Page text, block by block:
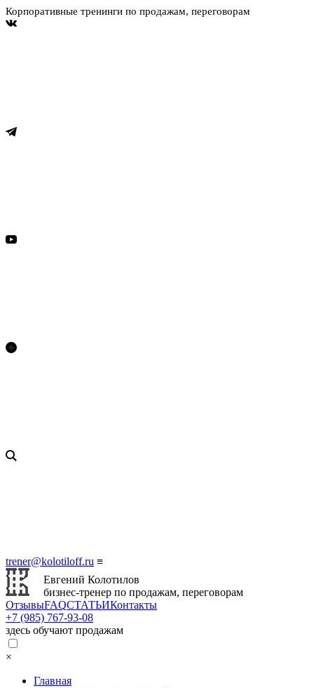
Корпоративные тренинги по продажам, переговорам
trener@kolotiloff.ru ≡
Евгений Колотилов
бизнес-тренер по продажам, переговорам
ОтзывыFAQСТАТЬИКонтакты
+7 (985) 767‑93‑08
здесь обучают продажам
×
Главная